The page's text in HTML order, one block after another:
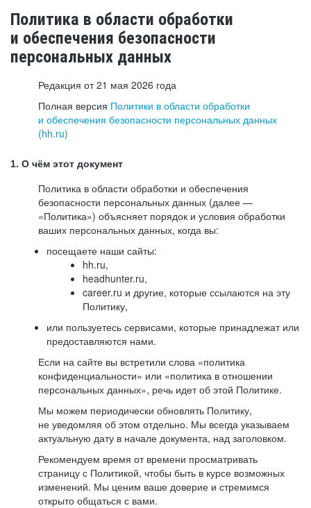
Политика в области обработки
и обеспечения безопасности
персональных данных
Редакция от 21 мая 2026 года
Полная версия Политики в области обработки
и обеспечения безопасности персональных данных
(hh.ru)
1. О чём этот документ
Политика в области обработки и обеспечения
безопасности персональных данных (далее —
«Политика») объясняет порядок и условия обработки
ваших персональных данных, когда вы:
посещаете наши сайты:
hh.ru,
headhunter.ru,
career.ru и другие, которые ссылаются на эту
Политику,
или пользуетесь сервисами, которые принадлежат или
предоставляются нами.
Если на сайте вы встретили слова «политика
конфиденциальности» или «политика в отношении
персональных данных», речь идет об этой Политике.
Мы можем периодически обновлять Политику,
не уведомляя об этом отдельно. Мы всегда указываем
актуальную дату в начале документа, над заголовком.
Рекомендуем время от времени просматривать
страницу с Политикой, чтобы быть в курсе возможных
изменений. Мы ценим ваше доверие и стремимся
открыто общаться с вами.